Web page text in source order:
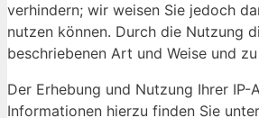
verhindern; wir weisen Sie jedoch
nutzen können. Durch die Nutzung
beschriebenen Art und Weise und
Der Erhebung und Nutzung Ihrer
Informationen hierzu finden Sie unter